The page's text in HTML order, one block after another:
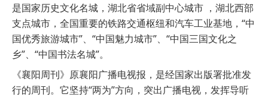
是国家历史文化名城，湖北省省域副中心城市 ，湖北西部
支点城市，全国重要的铁路交通枢纽和汽车工业基地，“中
国优秀旅游城市”、“中国魅力城市”、“中国三国文化之
乡”、“中国书法名城”。
《襄阳周刊》原襄阳广播电视报，是经国家出版署批准发
行的周刊。它坚持“两为”方向，突出广播电视，发挥导听